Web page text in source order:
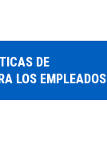
DE
LOS EMPLEADOS